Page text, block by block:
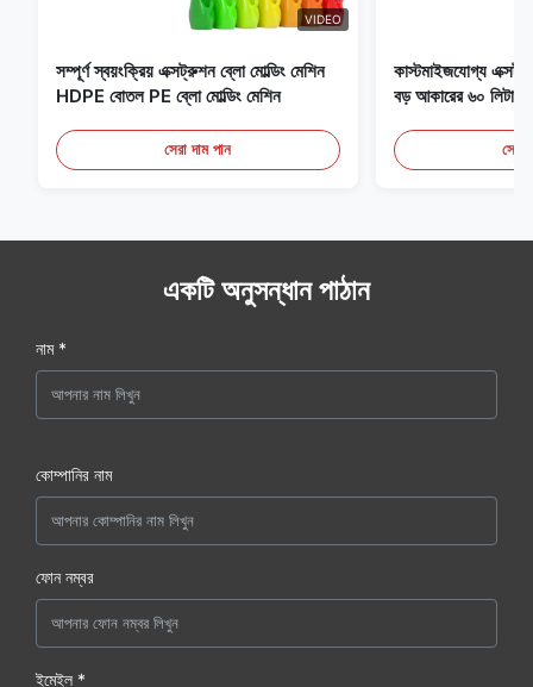
VIDEO
সম্পূর্ণ স্বয়ংক্রিয় এক্সট্রুশন ব্লো মোল্ডিং মেশিন
HDPE বোতল PE ব্লো মোল্ডিং মেশিন
সেরা দাম পান
কাস্টমাইজযোগ্য
বড় আকারের ৬০ লিটার
সেরা
একটি অনুসন্ধান পাঠান
নাম *
কোম্পানির নাম
ফোন নম্বর
ইমেইল *